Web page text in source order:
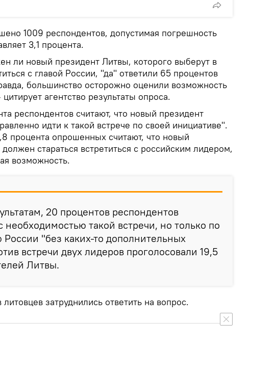
1009 респондентов, допустимая погрешность
3,1 процента.
ли новый президент Литвы, которого выберут в
с главой России, "да" ответили 65 процентов
большинство осторожно оценили возможность
агентство результаты опроса.
респондентов считают, что новый президент
идти к такой встрече по своей инициативе".
процента опрошенных считают, что новый
стараться встретиться с российским лидером,
возможность.
20 процентов респондентов
необходимостью такой встречи, но только по
"без каких-то дополнительных
встречи двух лидеров проголосовали 19,5
Литвы.
затруднились ответить на вопрос.